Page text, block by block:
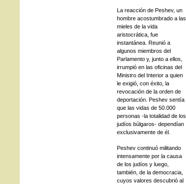
La reacción de Peshev, un
hombre acostumbrado a las
mieles de la vida
aristocrática, fue
instantánea. Reunió a
algunos miembros del
Parlamento y, junto a ellos,
irrumpió en las oficinas del
Ministro del Interior a quien
le exigió, con éxito, la
revocación de la orden de
deportación. Peshev sentía
que las vidas de 50.000
personas -la totalidad de los
judíos búlgaros- dependían
exclusivamente de él.
Peshev continuó militando
intensamente por la causa
de los judíos y luego,
también, de la democracia,
cuyos valores descubrió al